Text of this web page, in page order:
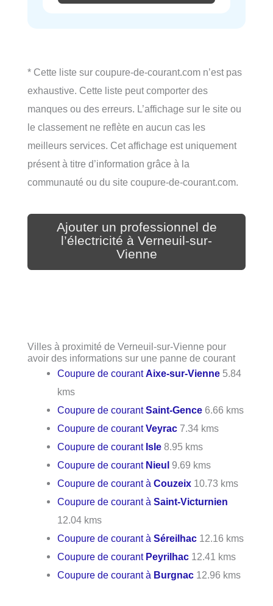
* Cette liste sur coupure-de-courant.com n’est pas
exhaustive. Cette liste peut comporter des
manques ou des erreurs. L’affichage sur le site ou
le classement ne reflète en aucun cas les
meilleurs services. Cet affichage est uniquement
présent à titre d’information grâce à la
communauté ou du site coupure-de-courant.com.
Ajouter un professionnel de
l’électricité à Verneuil-sur-
Vienne
Villes à proximité de Verneuil-sur-Vienne pour
avoir des informations sur une panne de courant
Coupure de courantAixe-sur-Vienne 5.84
kms
Coupure de courantSaint-Gence 6.66 kms
Coupure de courantVeyrac 7.34 kms
Coupure de courant Isle 8.95 kms
Coupure de courant Nieul 9.69 kms
Coupure de courant àCouzeix 10.73 kms
Coupure de courant àSaint-Victurnien
12.04 kms
Coupure de courant àSéreilhac 12.16 kms
Coupure de courant Peyrilhac 12.41 kms
Coupure de courant à Burgnac 12.96 kms